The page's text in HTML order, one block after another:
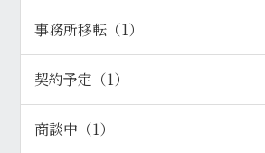
事務所移転（1）
契約予定（1）
商談中（1）